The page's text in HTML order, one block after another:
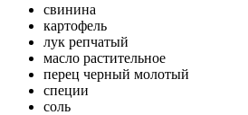
свинина
картофель
лук репчатый
масло растительное
перец черный молотый
специи
соль